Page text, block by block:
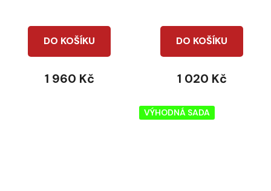
DO KOŠÍKU
1 960 Kč
DO KOŠÍKU
1 020 Kč
VÝHODNÁ SADA